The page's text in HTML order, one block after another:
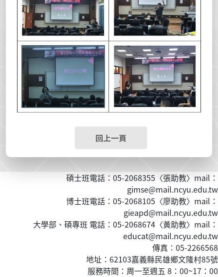
回上一頁
碩士班電話：05-2068355〈張助教〉mail：
gimse@mail.ncyu.edu.tw
博士班電話：05-2068105〈廖助教〉mail：
gieapd@mail.ncyu.edu.tw
大學部、碩專班 電話：05-2068674〈黃助教〉mail：
educat@mail.ncyu.edu.tw
傳真：05-2266568
地址：62103嘉義縣民雄鄉文隆村85號
服務時間：周一至週五 8：00~17：00